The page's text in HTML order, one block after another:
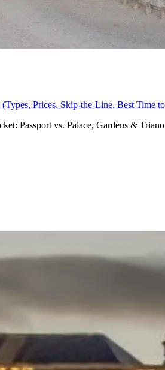
Prices, Skip‑the‑Line, Best Time
Passport vs. Palace, Gardens &